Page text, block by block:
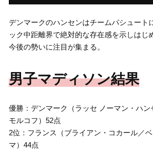
デンマークのハンセンはチームパシュート
ック中距離界で絶対的な存在感を示しはじ
今後の勢いに注目が集まる。
男子マディソン結果
優勝：デンマーク（ラッセ ノーマン・ハン
モルコフ）52点
2位：フランス（ブライアン・コカール／
マ）44点